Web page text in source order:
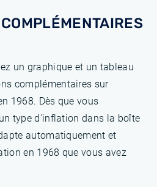
un graphique et un tableau
complémentaires sur
1968. Dès que vous
type d'inflation dans la boîte
automatiquement et
en 1968 que vous avez